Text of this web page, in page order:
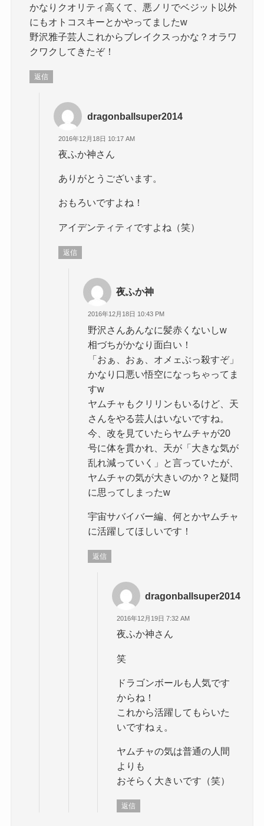
かなりクオリティ高くて、悪ノリでベジット以外
にもオトコスキーとかやってましたw
野沢雅子芸人これからブレイクスっかな？オラワ
クワクしてきたぞ！
返信
dragonballsuper2014
2016年12月18日 10:17 AM
夜ふか神さん
ありがとうございます。
おもろいですよね！
アイデンティティですよね（笑）
返信
夜ふか神
2016年12月18日 10:43 PM
野沢さんあんなに髪赤くないしw
相づちがかなり面白い！
「おぁ、おぁ、オメェぶっ殺すぞ」
かなり口悪い悟空になっちゃってま
すw
ヤムチャもクリリンもいるけど、天
さんをやる芸人はいないですね。
今、改を見ていたらヤムチャが20
号に体を貫かれ、天が「大きな気が
乱れ減っていく」と言っていたが、
ヤムチャの気が大きいのか？と疑問
に思ってしまったw
宇宙サバイバー編、何とかヤムチャ
に活躍してほしいです！
返信
dragonballsuper2014
2016年12月19日 7:32 AM
夜ふか神さん
笑
ドラゴンボールも人気です
からね！
これから活躍してもらいた
いですねぇ。
ヤムチャの気は普通の人間
よりも
おそらく大きいです（笑）
返信